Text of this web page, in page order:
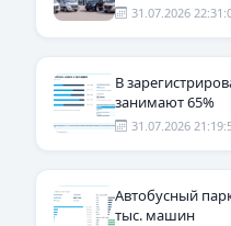
31.07.2026
В
занимают 65%
31.07.2026
Автобусный
тыс. машин